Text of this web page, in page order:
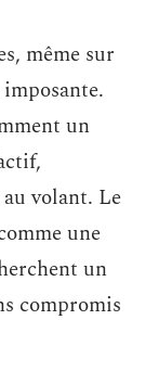
même sur
un
volant. Le
une
un
compromis